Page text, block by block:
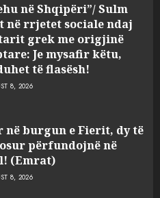
në Shqipëri”/ Sulm
në rrjetet sociale ndaj
grek me origjinë
Je mysafir këtu,
të flasësh!
8, 2026
në burgun e Fierit, dy të
përfundojnë në
(Emrat)
8, 2026